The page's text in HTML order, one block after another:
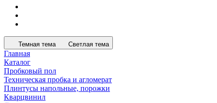
Темная тема Светлая тема
Главная
Каталог
Пробковый пол
Техническая пробка и агломерат
Плинтусы напольные, порожки
Кварцвинил